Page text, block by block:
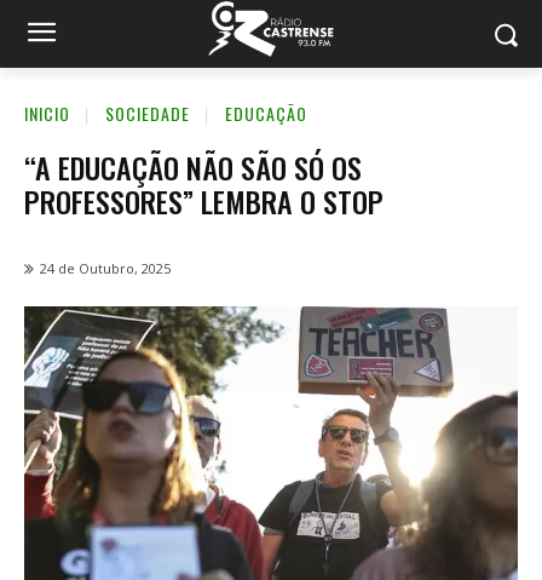
INICIO SOCIEDADE EDUCAÇÃO
“A EDUCAÇÃO NÃO SÃO SÓ OS
PROFESSORES” LEMBRA O STOP
24 de Outubro, 2025